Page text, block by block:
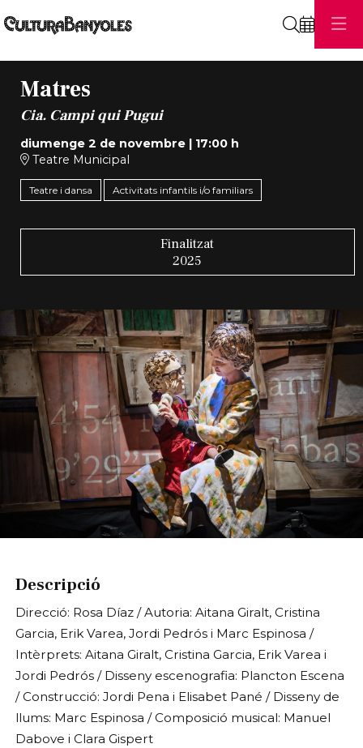
Matres
Cia. Campi qui Pugui
diumenge 2 de novembre| 17:00 h
Teatre Municipal
Teatre i dansa Activitats infantils i/o familiars
Finalitzat
2025
Descripció
Direcció: Rosa Díaz / Autoria: Aitana Giralt, Cristina
Garcia, Erik Varea, Jordi Pedrós i Marc Espinosa /
Intèrprets: Aitana Giralt, Cristina Garcia, Erik Varea i
Jordi Pedrós / Disseny escenografia: Plancton Escena
/ Construcció: Jordi Pena i Elisabet Pané / Disseny de
llums: Marc Espinosa / Composició musical: Manuel
Dabove i Clara Gispert